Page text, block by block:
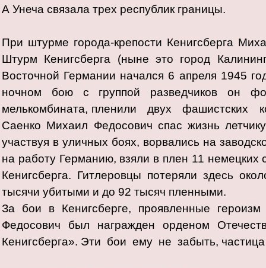
А Унеча связала трех республик границы.
При штурме города-крепости Кенигсберга
Штурм Кенигсберга (ныне это город
Восточной Германии начался 6 апреля 1945
ночном бою с группой разведчиков он
мелькомбината, пленили двух фашистских
Саенко Михаил Федосович спас жизнь
участвуя в уличных боях, ворвались на
на работу Германию, взяли в плен 11
Кенигсберга. Гитлеровцы потеряли здесь
тысячи убитыми и до 92 тысяч пленными.
За бои в Кенигсберге, проявленные
Федосович был награжден орденом
Кенигсберга». Эти бои ему не забыть,